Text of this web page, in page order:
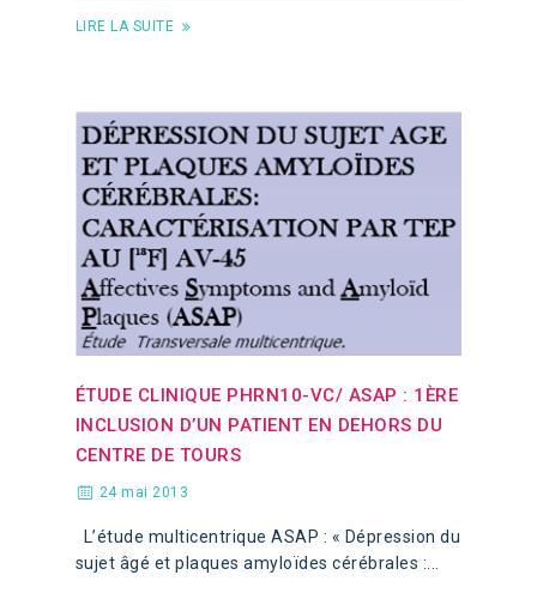
LIRE LA SUITE
ÉTUDE CLINIQUE PHRN10-VC/ ASAP : 1ÈRE
INCLUSION D’UN PATIENT EN DEHORS DU
CENTRE DE TOURS
24 mai 2013
L’étude multicentrique ASAP : « Dépression du
sujet âgé et plaques amyloïdes cérébrales :...